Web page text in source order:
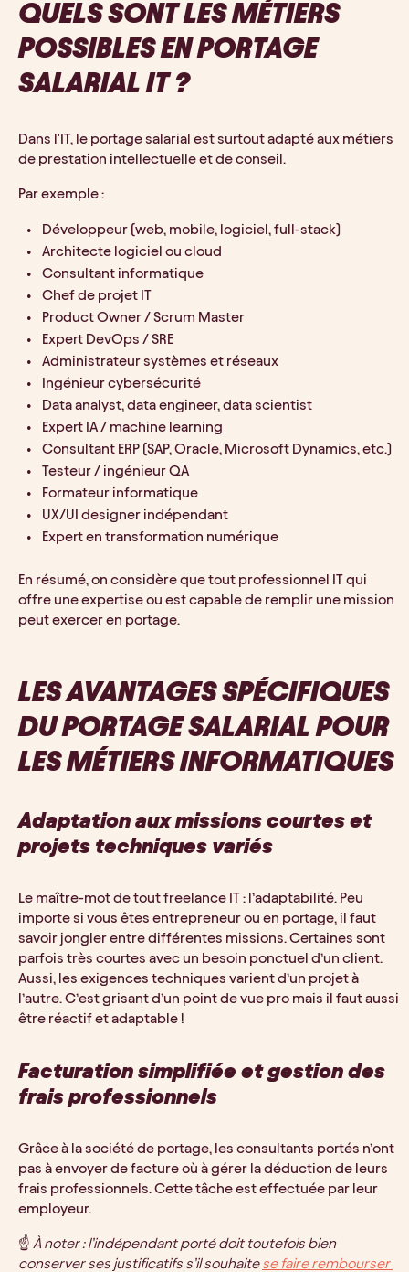
QUELS SONT LES MÉTIERS
POSSIBLES EN PORTAGE
SALARIAL IT ?
Dans l'IT, le portage salarial est surtout adapté aux métiers
de prestation intellectuelle et de conseil.
Par exemple :
Développeur (web, mobile, logiciel, full-stack)
Architecte logiciel ou cloud
Consultant informatique
Chef de projet IT
Product Owner / Scrum Master
Expert DevOps / SRE
Administrateur systèmes et réseaux
Ingénieur cybersécurité
Data analyst, data engineer, data scientist
Expert IA / machine learning
Consultant ERP (SAP, Oracle, Microsoft Dynamics, etc.)
Testeur / ingénieur QA
Formateur informatique
UX/UI designer indépendant
Expert en transformation numérique
En résumé, on considère que tout professionnel IT qui
offre une expertise ou est capable de remplir une mission
peut exercer en portage.
LES AVANTAGES SPÉCIFIQUES
DU PORTAGE SALARIAL POUR
LES MÉTIERS INFORMATIQUES
Adaptation aux missions courtes et
projets techniques variés
Le maître-mot de tout freelance IT : l’adaptabilité. Peu
importe si vous êtes entrepreneur ou en portage, il faut
savoir jongler entre différentes missions. Certaines sont
parfois très courtes avec un besoin ponctuel d’un client.
Aussi, les exigences techniques varient d’un projet à
l’autre. C’est grisant d’un point de vue pro mais il faut aussi
être réactif et adaptable !
Facturation simplifiée et gestion des
frais professionnels
Grâce à la société de portage, les consultants portés n’ont
pas à envoyer de facture où à gérer la déduction de leurs
frais professionnels. Cette tâche est effectuée par leur
employeur.
☝️ À noter : l’indépendant porté doit toutefois bien
conserver ses justificatifs s’il souhaite se faire rembourser